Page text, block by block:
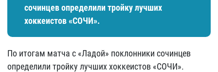
сочинцев определили тройку лучших
хоккеистов «СОЧИ».
По итогам матча с «Ладой» поклонники сочинцев
определили тройку лучших хоккеистов «СОЧИ».